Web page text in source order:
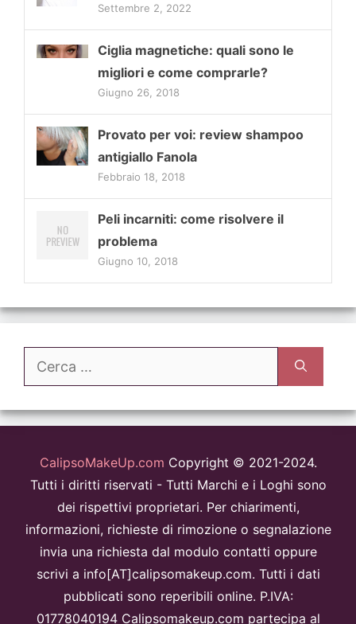
Settembre 2, 2022
Ciglia magnetiche: quali sono le
migliori e come comprarle?
Giugno 26, 2018
Provato per voi: review shampoo
antigiallo Fanola
Febbraio 18, 2018
Peli incarniti: come risolvere il
problema
Giugno 10, 2018
Ricerca
CalipsoMakeUp.com Copyright © 2021-2024.
Tutti i diritti riservati - Tutti Marchi e i Loghi sono
dei rispettivi proprietari. Per chiarimenti,
informazioni, richieste di rimozione o segnalazione
invia una richiesta dal modulo contatti oppure
scrivi a info[AT]calipsomakeup.com. Tutti i dati
pubblicati sono reperibili online. P.IVA:
01778040194 Calipsomakeup.com partecipa al